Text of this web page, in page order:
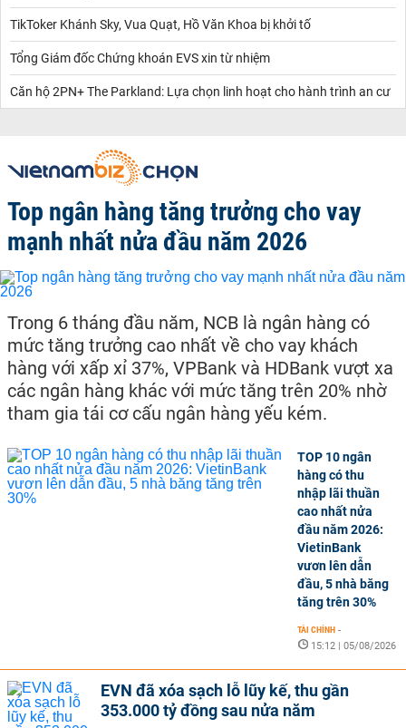
TikToker Khánh Sky, Vua Quạt, Hồ Văn Khoa bị khởi tố
Tổng Giám đốc Chứng khoán EVS xin từ nhiệm
Căn hộ 2PN+ The Parkland: Lựa chọn linh hoạt cho hành trình an cư
Top ngân hàng tăng trưởng cho vay
mạnh nhất nửa đầu năm 2026
Trong 6 tháng đầu năm, NCB là ngân hàng có
mức tăng trưởng cao nhất về cho vay khách
hàng với xấp xỉ 37%, VPBank và HDBank vượt xa
các ngân hàng khác với mức tăng trên 20% nhờ
tham gia tái cơ cấu ngân hàng yếu kém.
TOP 10 ngân
hàng có thu
nhập lãi thuần
cao nhất nửa
đầu năm 2026:
VietinBank
vươn lên dẫn
đầu, 5 nhà băng
tăng trên 30%
TÀI CHÍNH -
15:12 | 05/08/2026
EVN đã xóa sạch lỗ lũy kế, thu gần
353.000 tỷ đồng sau nửa năm